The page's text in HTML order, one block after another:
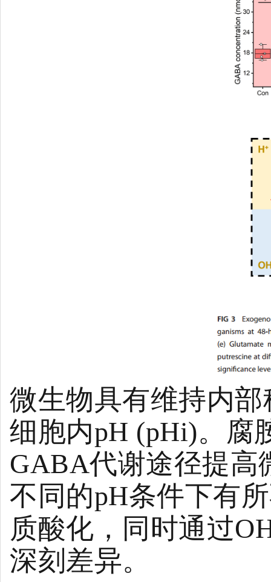
微生物具有维持内
细胞内pH (pHi)。腐
GABA代谢途径提高
不同的pH条件下有
质酸化，同时通过
深刻差异。